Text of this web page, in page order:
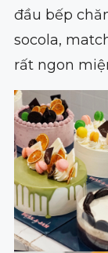
đầu bếp
socola,
rất ngon